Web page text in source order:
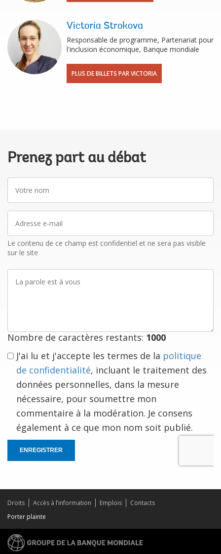
Victoria Strokova
Responsable de programme, Partenariat pour
l'inclusion économique, Banque mondiale
PLUS DE BILLETS PAR VICTORIA
Prenez part au débat
nom
mail
Le contenu de ce champ est confidentiel et ne sera pas visible
sur le site
parole
Nombre de caractères restants: 1000
J'ai lu et j'accepte les termes de la politique
de confidentialité, incluant le traitement des
données personnelles, dans la mesure
nécessaire, pour soumettre mon
commentaire à la modération. Je consens
également à ce que mon nom soit publié.
ENREGISTRER
Droits Accès à l’information Emplois
Contacts
Porter plainte